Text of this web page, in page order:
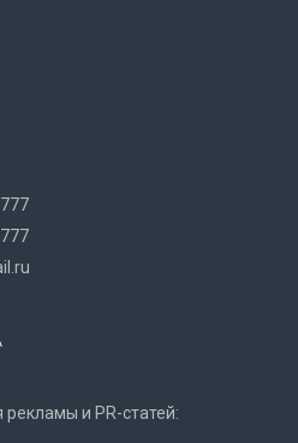
и PR-статей: